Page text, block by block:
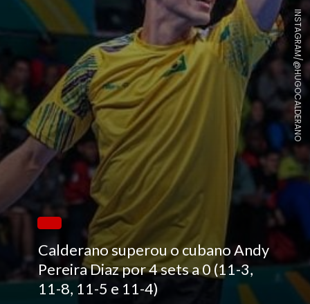
Calderano superou o cubano Andy
Pereira Diaz por 4 sets a 0 (11-3,
11-8, 11-5 e 11-4)
INSTAGRAM/@HUGOCALDERANO